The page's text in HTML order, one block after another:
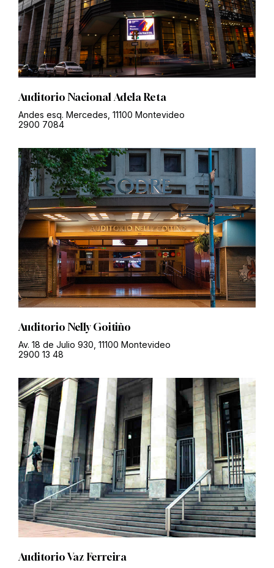
Auditorio Nacional Adela Reta
Andes esq. Mercedes, 11100 Montevideo
2900 7084
Auditorio Nelly Goitiño
Av. 18 de Julio 930, 11100 Montevideo
2900 13 48
Auditorio Vaz Ferreira